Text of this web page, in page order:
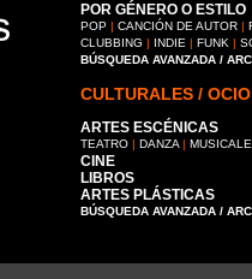
POR GÉNERO O ESTILO
POP | CANCIÓN DE AUTOR |
CLUBBING | INDIE | FUNK |
BÚSQUEDA AVANZADA /
CULTURALES / OCIO
ARTES ESCÉNICAS
TEATRO | DANZA |
CINE
LIBROS
ARTES PLÁSTICAS
BÚSQUEDA AVANZADA /